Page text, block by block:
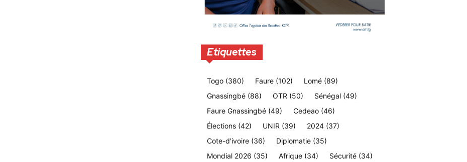
Etiquettes
Togo (380) Faure (102) Lomé (89)
Gnassingbé (88) OTR (50) Sénégal (49)
Faure Gnassingbé (49) Cedeao (46)
Élections (42) UNIR (39) 2024 (37)
Cote-d'ivoire (36) Diplomatie (35)
Mondial 2026 (35) Afrique (34) Sécurité (34)